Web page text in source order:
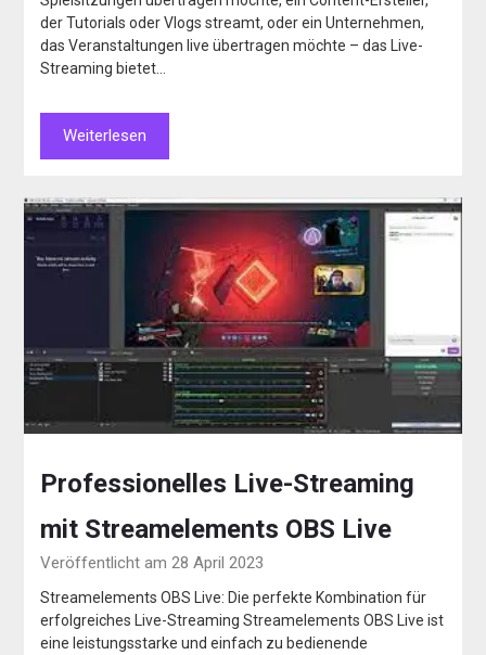
der Tutorials oder Vlogs streamt, oder ein Unternehmen,
das Veranstaltungen live übertragen möchte – das Live-
Streaming bietet…
Weiterlesen
Professionelles Live-Streaming
mit Streamelements OBS Live
Veröffentlicht am 28 April 2023
Streamelements OBS Live: Die perfekte Kombination für
erfolgreiches Live-Streaming Streamelements OBS Live ist
eine leistungsstarke und einfach zu bedienende